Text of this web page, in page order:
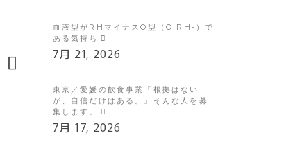
血液型がRHマイナスO型（O RH-）で
ある気持ち
7月 21, 2026
東京／愛媛の飲食事業「根拠はない
が、自信だけはある。」そんな人を募
集します。
7月 17, 2026